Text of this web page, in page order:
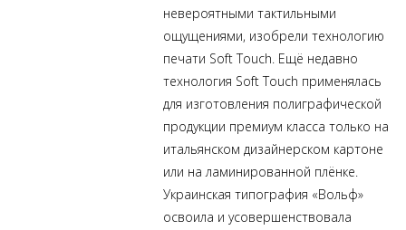
невероятными тактильными
ощущениями, изобрели технологию
печати Soft Touch. Ещё недавно
технология Soft Touch применялась
для изготовления полиграфической
продукции премиум класса только на
итальянском дизайнерском картоне
или на ламинированной плёнке.
Украинская типография «Вольф»
освоила и усовершенствовала